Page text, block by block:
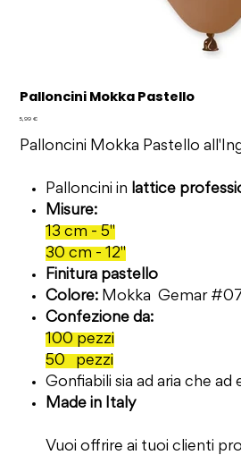
Palloncini Mokka Pastello
Prezzo
5,99 €
Palloncini Mokka Pastello
Palloncini in lattice
Misure:
13 cm - 5"
30 cm - 12"
Finitura pastello
Colore: Mokka Gemar
Confezione da:
100 pezzi
50 pezzi
Gonfiabili sia ad aria che ad
Made in Italy
Vuoi offrire ai tuoi clienti